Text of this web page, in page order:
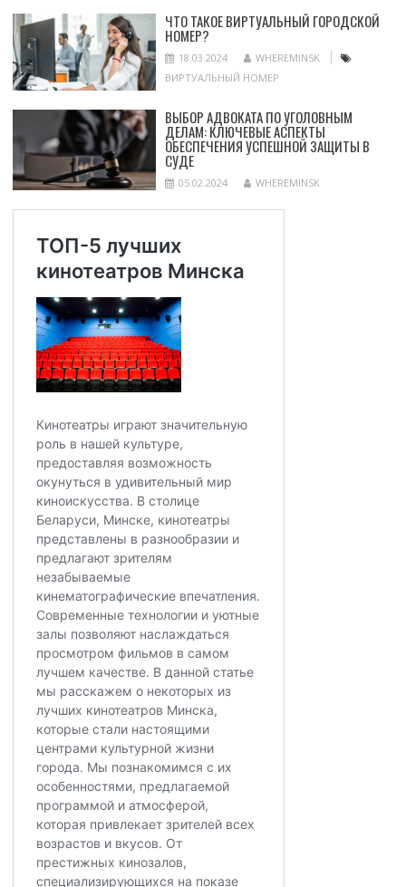
ЧТО ТАКОЕ ВИРТУАЛЬНЫЙ ГОРОДСКОЙ
НОМЕР?
18.03.2024
WHEREMINSK
ВИРТУАЛЬНЫЙ НОМЕР
ВЫБОР АДВОКАТА ПО УГОЛОВНЫМ
ДЕЛАМ: КЛЮЧЕВЫЕ АСПЕКТЫ
ОБЕСПЕЧЕНИЯ УСПЕШНОЙ ЗАЩИТЫ В
СУДЕ
05.02.2024 WHEREMINSK